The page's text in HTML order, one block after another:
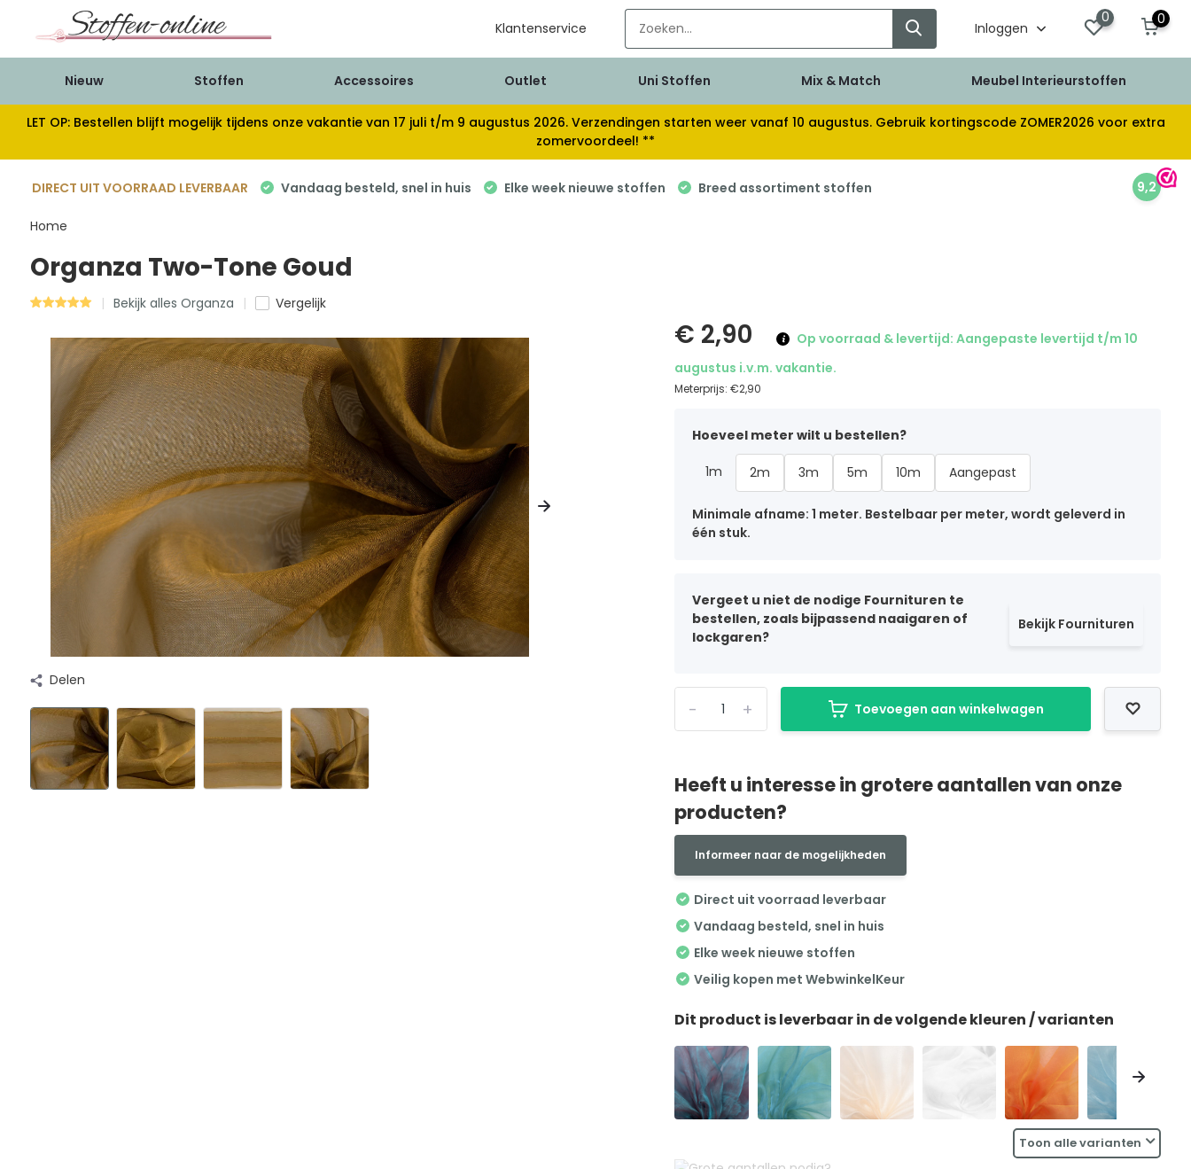
Klantenservice Inloggen
0 0
Nieuw Stoffen Accessoires Outlet Uni Stoffen Mix & Match Meubel Interieurstoffen
LET OP: Bestellen blijft mogelijk tijdens onze vakantie van 17 juli t/m 9 augustus 2026. Verzendingen starten weer vanaf 10 augustus. Gebruik kortingscode ZOMER2026 voor extra
zomervoordeel! **
DIRECT UIT VOORRAAD LEVERBAAR Vandaag besteld, snel in huis Elke week nieuwe stoffen Breed assortiment stoffen 9,2
Home
Organza Two-Tone Goud
Bekijk alles Organza Vergelijk
Delen
€ 2,90
Op voorraad & levertijd: Aangepaste levertijd t/m 10
augustus i.v.m. vakantie.
Meterprijs:€2,90
Hoeveel meter wilt u bestellen?
1m 2m 3m 5m 10m Aangepast
Minimale afname: 1 meter. Bestelbaar per meter, wordt geleverd in
één stuk.
Vergeet u niet de nodige Fournituren te
bestellen, zoals bijpassend naaigaren of
lockgaren?
Bekijk Fournituren
+
- Toevoegen aan winkelwagen
Heeft u interesse in grotere aantallen van onze
producten?
Informeer naar de mogelijkheden
Direct uit voorraad leverbaar
Vandaag besteld, snel in huis
Elke week nieuwe stoffen
Veilig kopen met WebwinkelKeur
Dit product is leverbaar in de volgende kleuren / varianten
Toon alle varianten